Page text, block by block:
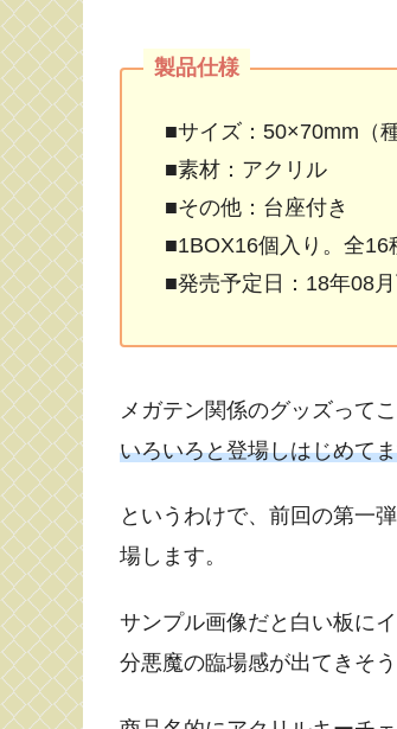
■サイズ：50×70mm（
■素材：アクリル
■その他：台座付き
■1BOX16個入り。全16
■発売予定日：18年08
メガテン関係のグッズって
いろいろと登場しはじめて
というわけで、前回の第一
場します。
サンプル画像だと白い板に
分悪魔の臨場感が出てきそ